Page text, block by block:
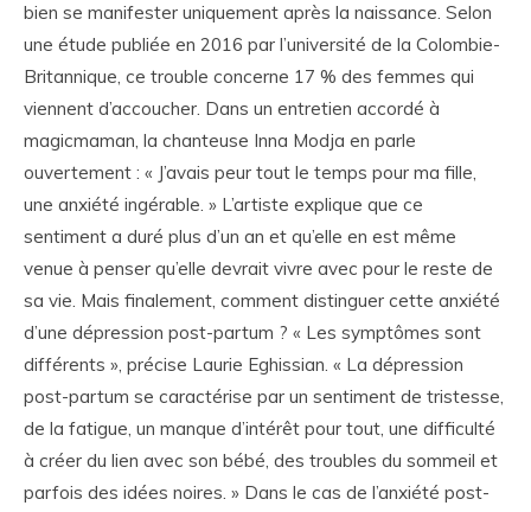
bien se manifester uniquement après la naissance. Selon
une étude publiée en 2016 par l’université de la Colombie-
Britannique, ce trouble concerne 17 % des femmes qui
viennent d’accoucher. Dans un entretien accordé à
magicmaman, la chanteuse Inna Modja en parle
ouvertement : « J’avais peur tout le temps pour ma fille,
une anxiété ingérable. » L’artiste explique que ce
sentiment a duré plus d’un an et qu’elle en est même
venue à penser qu’elle devrait vivre avec pour le reste de
sa vie. Mais finalement, comment distinguer cette anxiété
d’une dépression post-partum ? « Les symptômes sont
différents », précise Laurie Eghissian. « La dépression
post-partum se caractérise par un sentiment de tristesse,
de la fatigue, un manque d’intérêt pour tout, une difficulté
à créer du lien avec son bébé, des troubles du sommeil et
parfois des idées noires. » Dans le cas de l’anxiété post-